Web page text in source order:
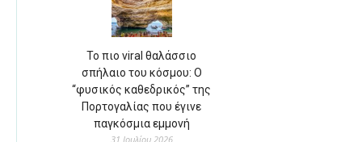
Το πιο viral θαλάσσιο
σπήλαιο του κόσμου: Ο
“φυσικός καθεδρικός” της
Πορτογαλίας που έγινε
παγκόσμια εμμονή
31 Ιουλίου 2026